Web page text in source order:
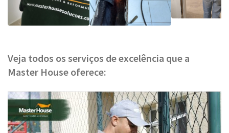
Veja todos os serviços de excelência que a
Master House oferece: